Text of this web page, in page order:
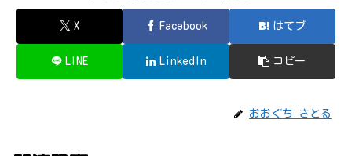
X Facebook はてブ
LINE LinkedIn コピー
おおぐち さとる